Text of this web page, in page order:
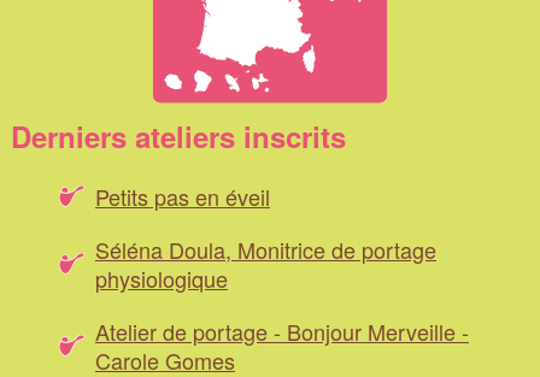
Derniers ateliers inscrits
Petits pas en éveil
Séléna Doula, Monitrice de portage
physiologique
Atelier de portage - Bonjour Merveille -
Carole Gomes